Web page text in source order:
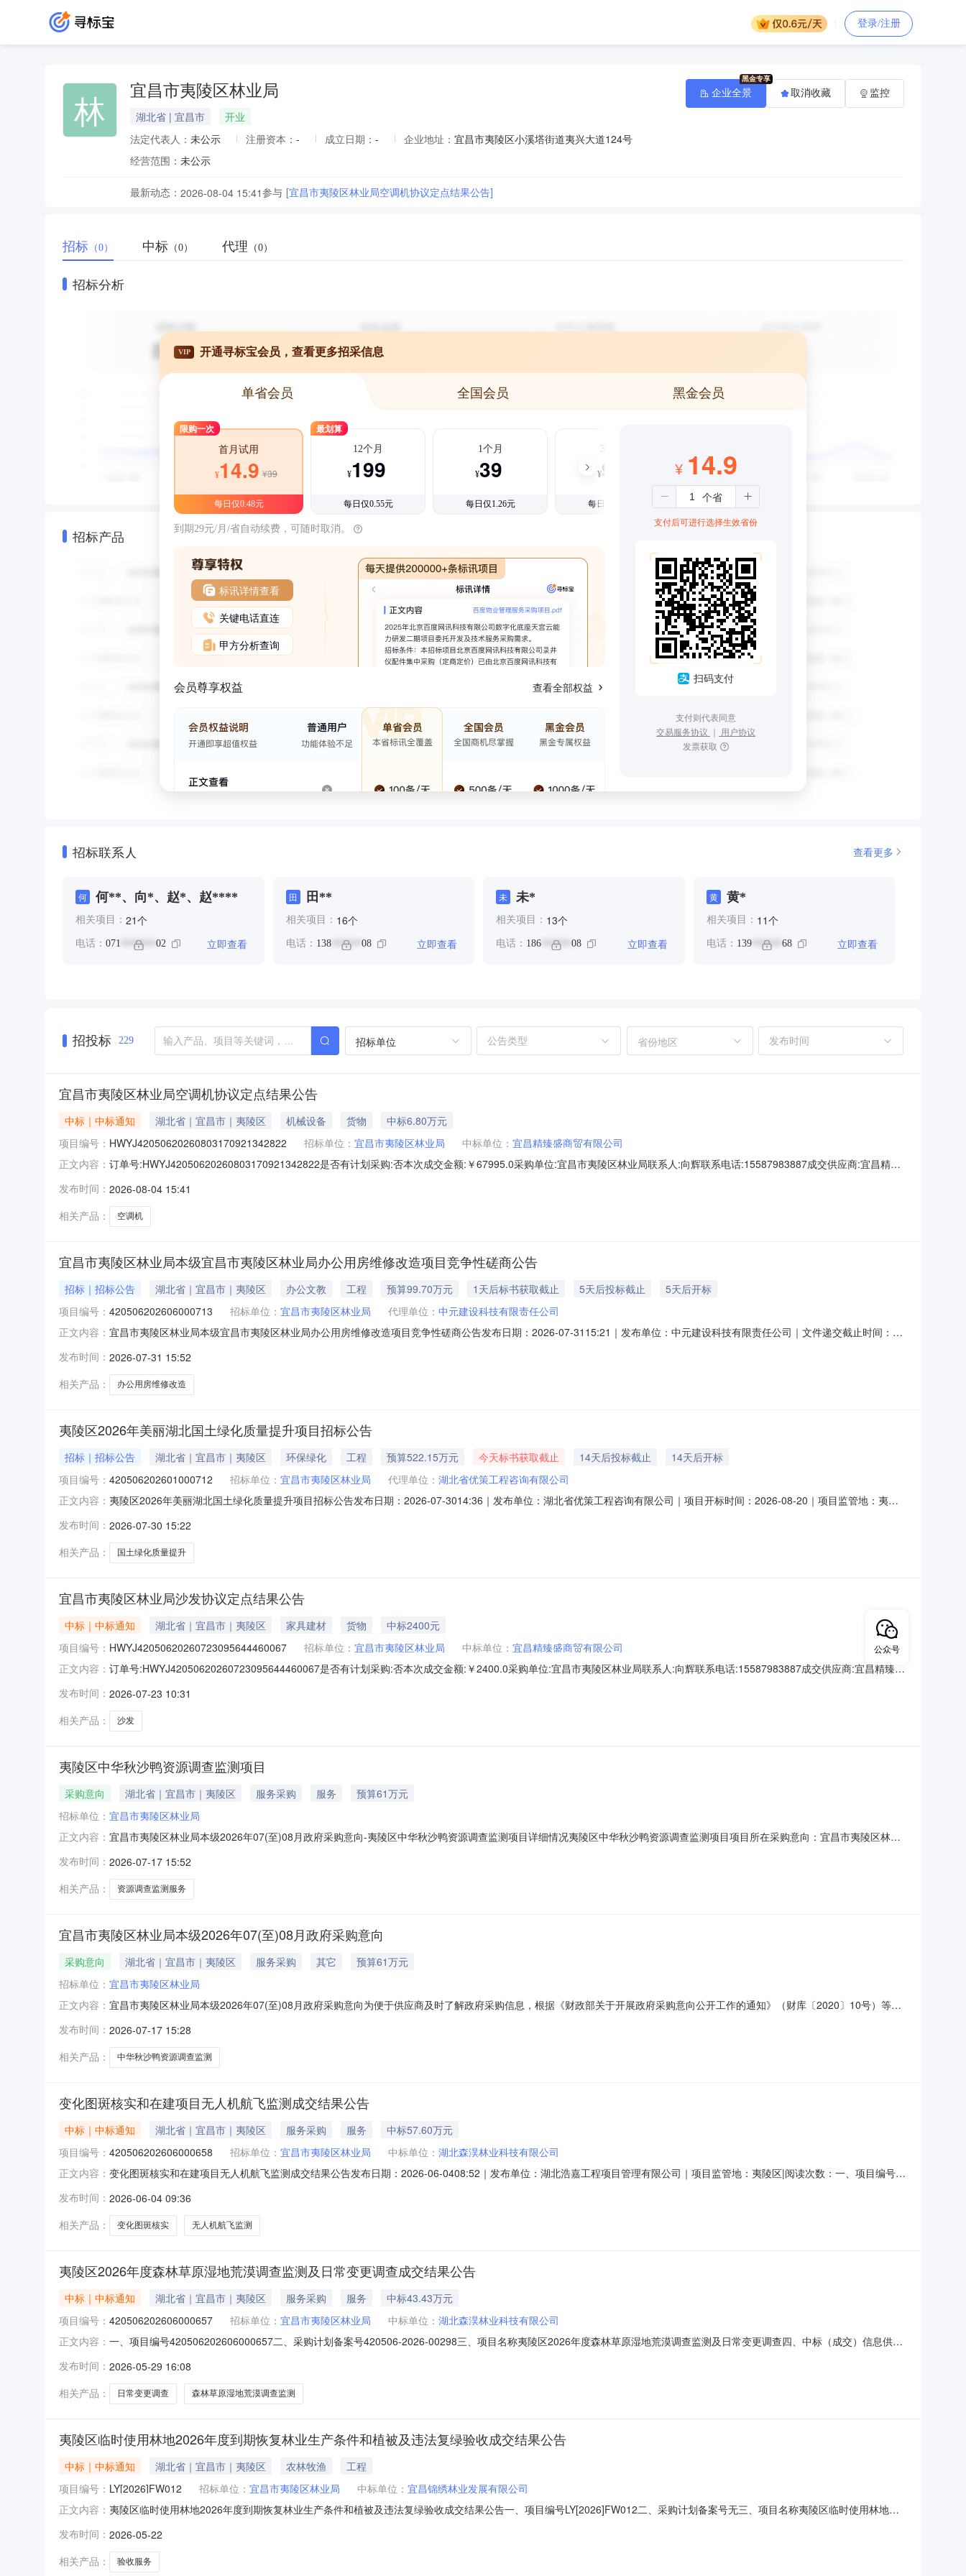
登录/注册
林 宜昌市夷陵区林业局
湖北省 | 宜昌市
开业
法定代表人： 未公示 注册资本： - 成立日期： - 企业地址： 宜昌市夷陵区小溪塔街道夷兴大道124号
经营范围： 未公示
最新动态： 2026-08-04 15:41参与 [宜昌市夷陵区林业局空调机协议定点结果公告]
企业全景 取消收藏 监控
招标 （0） 中标 （0） 代理 （0）
招标分析
招标产品
VIP 开通寻标宝会员，查看更多招采信息
单省会员 全国会员 黑金会员
限购一次
首月试用
¥14.9 ¥39
每日仅0.48元
最划算
12个月
¥199
每日仅0.55元
1个月
¥39
每日仅1.26元
3个月
¥99
每日仅1.08元
到期29元/月/省自动续费，可随时取消。
标讯详情查看
关键电话直连
甲方分析查询
会员尊享权益 查看全部权益
¥ 14.9
支付后可进行选择生效省份
扫码支付
支付则代表同意
交易服务协议 ｜ 用户协议
发票获取
招标联系人 查看更多
何 何**、向*、赵*、赵****
相关项目： 21个
电话： 071 ******* 02 立即查看
田 田**
相关项目： 16个
电话： 138****** 08 立即查看
未 未*
相关项目： 13个
电话： 186 ****** 08 立即查看
黄 黄*
相关项目： 11个
电话： 139****** 68 立即查看
招投标 229 招标单位 省份地区
宜昌市夷陵区林业局空调机协议定点结果公告
中标｜中标通知 湖北省｜宜昌市｜夷陵区 机械设备 货物
中标6.80万元
项目编号： HWYJ42050620260803170921342822 招标单位： 宜昌市夷陵区林业局 中标单位： 宜昌精臻盛商贸有限公司
正文内容： 订单号:HWYJ42050620260803170921342822是否有计划采购:否本次成交金额:￥67995.0采购单位:宜昌市夷陵区林业局联系人:向辉联系电话:15587983887成交供应商:宜昌精臻
空调机格力/Gree清柔风变频KFR-35GW/(35563)FNhAd-B1JY0114.0包￥399
发布时间： 2026-08-04 15:41
相关产品：
空调机
宜昌市夷陵区林业局本级宜昌市夷陵区林业局办公用房维修改造项目竞争性磋商公告
招标｜招标公告 湖北省｜宜昌市｜夷陵区 办公文教 工程 预算99.70万元 1天后标书获取截止 5天后投标截止
5天后开标
项目编号： 420506202606000713 招标单位： 宜昌市夷陵区林业局 代理单位： 中元建设科技有限责任公司
正文内容： 宜昌市夷陵区林业局本级宜昌市夷陵区林业局办公用房维修改造项目竞争性磋商公告发布日期：2026-07-3115:21｜发布单位：中元建设科技有限责任公司｜文件递交截止时间：
https://czt.hubei.gov.cn/zchj/user）或供应商客户端获取采购文件，并于2026年08月11日09点00分（北京时间）前提交响应文件。一、项目基本情况1
发布时间： 2026-07-31 15:52
相关产品：
办公用房维修改造
夷陵区2026年美丽湖北国土绿化质量提升项目招标公告
招标｜招标公告 湖北省｜宜昌市｜夷陵区 环保绿化 工程 预算522.15万元 今天标书获取截止 14天后投标截止
14天后开标
项目编号： 420506202601000712 招标单位： 宜昌市夷陵区林业局 代理单位： 湖北省优策工程咨询有限公司
正文内容： 夷陵区2026年美丽湖北国土绿化质量提升项目招标公告发布日期：2026-07-3014:36｜发布单位：湖北省优策工程咨询有限公司｜项目开标时间：2026-08-20｜项目监管地：夷陵
https://czt.hubei.gov.cn/zchj/user）或布络供应商客户端。获取招标文件，并于2026年08月20日09点00分（北京时间）前递交投标文件。一、项目基本情况1、项目编号：
发布时间： 2026-07-30 15:22
相关产品：
国土绿化质量提升
宜昌市夷陵区林业局沙发协议定点结果公告
中标｜中标通知 湖北省｜宜昌市｜夷陵区 家具建材 货物
中标2400元
项目编号： HWYJ42050620260723095644460067 招标单位： 宜昌市夷陵区林业局 中标单位： 宜昌精臻盛商贸有限公司
正文内容： 订单号:HWYJ42050620260723095644460067是否有计划采购:否本次成交金额:￥2400.0采购单位:宜昌市夷陵区林业局联系人:向辉联系电话:15587983887成交供应商:宜昌精臻盛
￥1300.0￥1200.0￥2400.0
发布时间： 2026-07-23 10:31
相关产品：
沙发
夷陵区中华秋沙鸭资源调查监测项目
采购意向 湖北省｜宜昌市｜夷陵区 服务采购 服务
预算61万元
招标单位： 宜昌市夷陵区林业局
正文内容： 宜昌市夷陵区林业局本级2026年07(至)08月政府采购意向-夷陵区中华秋沙鸭资源调查监测项目详细情况夷陵区中华秋沙鸭资源调查监测项目项目所在采购意向：宜昌市夷陵区林业
需求概况：采购内容:在三峡库区长江干流4处中华秋沙鸭集中分布区布设4条巡护监测样线和4个固定监测点位，采用“无人机+红外相机”辅助传统巡护方式持续开展监测；在长江流域
主要支流
发布时间： 2026-07-17 15:52
相关产品：
资源调查监测服务
宜昌市夷陵区林业局本级2026年07(至)08月政府采购意向
采购意向 湖北省｜宜昌市｜夷陵区 服务采购 其它
预算61万元
招标单位： 宜昌市夷陵区林业局
正文内容： 宜昌市夷陵区林业局本级2026年07(至)08月政府采购意向为便于供应商及时了解政府采购信息，根据《财政部关于开展政府采购意向公开工作的通知》（财库〔2020〕10号）等有
沙鸭资源调查监测项目采购内容:在三峡库区长江干流4处中华秋沙鸭集中分布区布设4条巡护监测样线和4个固定监测点位，采用“无人机+红外相机”辅助传统巡护方式持续开展监测；
在长江流域主要
发布时间： 2026-07-17 15:28
相关产品：
中华秋沙鸭资源调查监测
变化图斑核实和在建项目无人机航飞监测成交结果公告
中标｜中标通知 湖北省｜宜昌市｜夷陵区 服务采购 服务
中标57.60万元
项目编号： 420506202606000658 招标单位： 宜昌市夷陵区林业局 中标单位： 湖北森淏林业科技有限公司
正文内容： 变化图斑核实和在建项目无人机航飞监测成交结果公告发布日期：2026-06-0408:52｜发布单位：湖北浩嘉工程项目管理有限公司｜项目监管地：夷陵区|阅读次数：一、项目编号
公司供应商地址：宜昌高新区汕头路22号1栋15层6室中标（成交）金额：57.6(万元)综合评分法：93.34（分）服务类名称：变化图斑核实和在建项目无人机航飞监
发布时间： 2026-06-04 09:36
相关产品：
变化图斑核实 无人机航飞监测
夷陵区2026年度森林草原湿地荒漠调查监测及日常变更调查成交结果公告
中标｜中标通知 湖北省｜宜昌市｜夷陵区 服务采购 服务
中标43.43万元
项目编号： 420506202606000657 招标单位： 宜昌市夷陵区林业局 中标单位： 湖北森淏林业科技有限公司
正文内容： 一、项目编号420506202606000657二、采购计划备案号420506-2026-00298三、项目名称夷陵区2026年度森林草原湿地荒漠调查监测及日常变更调查四、中标（成交）信息供应
原湿地荒漠调查监测及日常变更调查服务范围：在上年度林草湿荒调查图斑监测的成果基础上，结合本年度部、省各类监测监管成果，通过实地调查、核查抽查等，协同推进
发布时间： 2026-05-29 16:08
相关产品：
日常变更调查 森林草原湿地荒漠调查监测
夷陵区临时使用林地2026年度到期恢复林业生产条件和植被及违法复绿验收成交结果公告
中标｜中标通知 湖北省｜宜昌市｜夷陵区 农林牧渔
工程
项目编号： LY[2026]FW012 招标单位： 宜昌市夷陵区林业局 中标单位： 宜昌锦绣林业发展有限公司
正文内容： 夷陵区临时使用林地2026年度到期恢复林业生产条件和植被及违法复绿验收成交结果公告一、项目编号LY[2026]FW012二、采购计划备案号无三、项目名称夷陵区临时使用林地
广场旁F21青年天地001510室中标（成交）金额：控制单价*97%服务类名称：夷陵区临时使用林地2026年度到期恢复林业生产条件和植被及违法复绿验收服务范围：根据夷陵区林
业局统一安排，对
发布时间： 2026-05-22
相关产品：
验收服务
公众号